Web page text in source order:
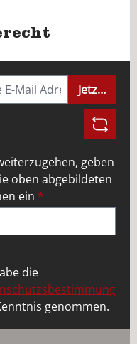
Jetzt
geben
oben abgebildeten
ein *
die
genommen.